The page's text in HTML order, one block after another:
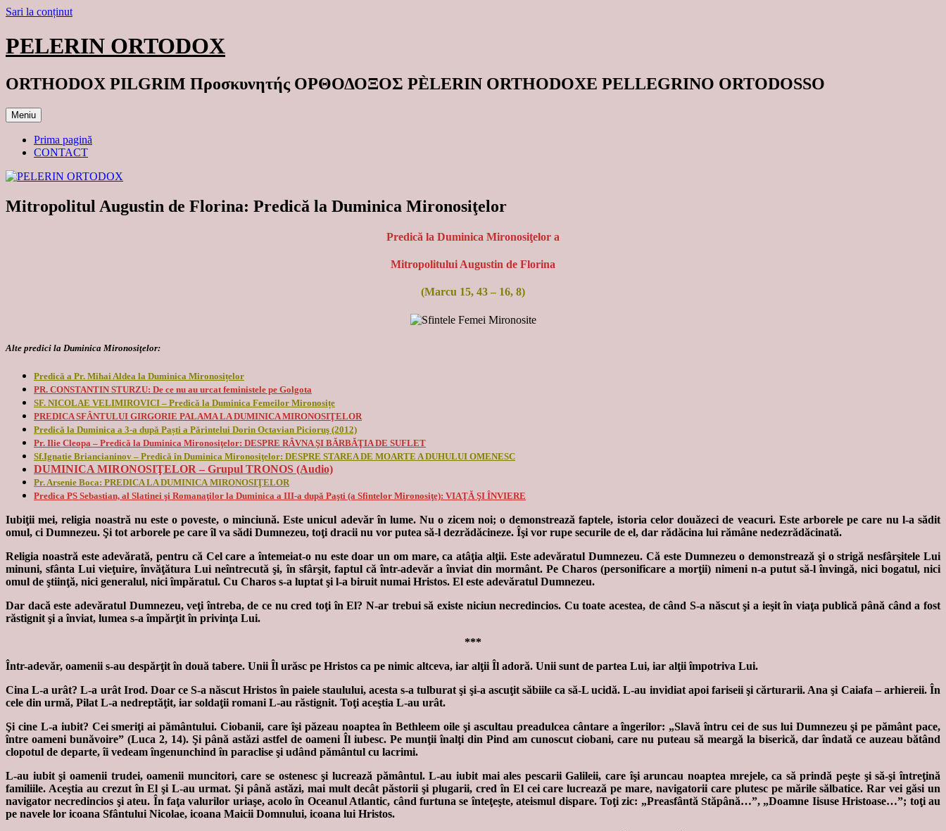
Sari la conținut
PELERIN ORTODOX
ORTHODOX PILGRIM Προσκυνητής ΟΡΘΟΔΟΞΟΣ PÈLERIN ORTHODOXE PELLEGRINO ORTODOSSO
Meniu
Prima pagină
CONTACT
Mitropolitul Augustin de Florina: Predică la Duminica Mironosiţelor
Predică la Duminica Mironosiţelor a
Mitropolitului Augustin de Florina
(Marcu 15, 43 – 16, 8)
Alte predici la Duminica Mironosiţelor:
Predică a Pr. Mihai Aldea la Duminica Mironosițelor
PR. CONSTANTIN STURZU: De ce nu au urcat feministele pe Golgota
SF. NICOLAE VELIMIROVICI – Predică la Duminica Femeilor Mironosițe
PREDICA SFÂNTULUI GIRGORIE PALAMA LA DUMINICA MIRONOSIŢELOR
Predică la Duminica a 3-a după Paști a Părintelui Dorin Octavian Picioruş (2012)
Pr. Ilie Cleopa – Predică la Duminica Mironosiţelor: DESPRE RÂVNA ŞI BĂRBĂŢIA DE SUFLET
Sf.Ignatie Briancianinov – Predică în Duminica Mironosiţelor: DESPRE STAREA DE MOARTE A DUHULUI OMENESC
DUMINICA MIRONOSIŢELOR – Grupul TRONOS (Audio)
Pr. Arsenie Boca: PREDICA LA DUMINICA MIRONOSIŢELOR
Predica PS Sebastian, al Slatinei şi Romanaţilor la Duminica a III-a după Paşti (a Sfintelor Mironosiţe): VIAŢĂ ŞI ÎNVIERE
Iubiţii mei, religia noastră nu este o poveste, o minciună. Este unicul adevăr în lume. Nu o zicem noi; o demonstrează faptele, istoria celor douăzeci de veacuri. Este arborele pe care nu l-a sădit
omul, ci Dumnezeu. Şi tot arborele pe care îl va sădi Dumnezeu, toţi dracii nu vor putea să-l dezrădăcineze. Îşi vor rupe securile de el, dar rădăcina lui rămâne nedezrădăcinată.
Religia noastră este adevărată, pentru că Cel care a întemeiat-o nu este doar un om mare, ca atâţia alţii. Este adevăratul Dumnezeu. Că este Dumnezeu o demonstrează şi o strigă nesfârşitele Lui
minuni, sfânta Lui vieţuire, învăţătura Lui neîntrecută şi, în sfârşit, faptul că într-adevăr a înviat din mormânt. Pe Charos (personificare a morţii) nimeni n-a putut să-l învingă, nici bogatul, nici
omul de ştiinţă, nici generalul, nici împăratul. Cu Charos s-a luptat şi l-a biruit numai Hristos. El este adevăratul Dumnezeu.
Dar dacă este adevăratul Dumnezeu, veţi întreba, de ce nu cred toţi în El? N-ar trebui să existe niciun necredincios. Cu toate acestea, de când S-a născut şi a ieşit în viaţa publică până când a fost
răstignit şi a înviat, lumea s-a împărţit în privinţa Lui.
***
Într-adevăr, oamenii s-au despărţit în două tabere. Unii Îl urăsc pe Hristos ca pe nimic altceva, iar alţii Îl adoră. Unii sunt de partea Lui, iar alţii împotriva Lui.
Cina L-a urât? L-a urât Irod. Doar ce S-a născut Hristos în paiele staulului, acesta s-a tulburat şi şi-a ascuţit săbiile ca să-L ucidă. L-au invidiat apoi fariseii şi cărturarii. Ana şi Caiafa – arhiereii. În
cele din urmă, Pilat L-a nedreptăţit, iar soldaţii romani L-au răstignit. Toţi aceştia L-au urât.
Şi cine L-a iubit? Cei smeriţi ai pământului. Ciobanii, care îşi păzeau noaptea în Bethleem oile şi ascultau preadulcea cântare a îngerilor: „Slavă întru cei de sus lui Dumnezeu şi pe pământ pace,
între oameni bunăvoire” (Luca 2, 14). Şi până astăzi astfel de oameni Îl iubesc. Pe munţii înalţi din Pind am cunoscut ciobani, care nu puteau să meargă la biserică, dar îndată ce auzeau bătând
clopotul de departe, îi vedeam îngenunchind în paraclise şi udând pământul cu lacrimi.
L-au iubit şi oamenii trudei, oamenii muncitori, care se ostenesc şi lucrează pământul. L-au iubit mai ales pescarii Galileii, care îşi aruncau noaptea mrejele, ca să prindă peşte şi să-şi întreţină
familiile. Aceştia au crezut în El şi L-au urmat. Şi până astăzi, mai mult decât păstorii şi plugarii, cred în El cei care lucrează pe mare, navigatorii care plutesc pe mările sălbatice. Rar vei găsi un
navigator necredincios şi ateu. În faţa valurilor uriaşe, acolo în Oceanul Atlantic, când furtuna se înteţeşte, ateismul dispare. Toţi zic: „Preasfântă Stăpână…”, „Doamne Iisuse Hristoase…”; toţi au
pe navele lor icoana Sfântului Nicolae, icoana Maicii Domnului, icoana lui Hristos.